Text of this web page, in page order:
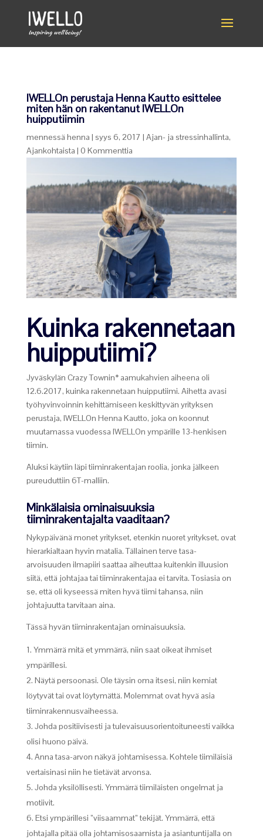
IWELLOn perustaja Henna Kautto esittelee
miten hän on rakentanut IWELLOn
huipputiimin
mennessä henna | syys 6, 2017 | Ajan- ja stressinhallinta,
Ajankohtaista | 0 Kommenttia
Kuinka rakennetaan
huipputiimi?
Jyväskylän Crazy Townin* aamukahvien aiheena oli
12.6.2017, kuinka rakennetaan huipputiimi. Aihetta avasi
työhyvinvoinnin kehittämiseen keskittyvän yrityksen
perustaja, IWELLOn Henna Kautto, joka on koonnut
muutamassa vuodessa IWELLOn ympärille 13-henkisen
tiimin.
Aluksi käytiin läpi tiiminrakentajan roolia, jonka jälkeen
pureuduttiin 6T-malliin.
Minkälaisia ominaisuuksia
tiiminrakentajalta vaaditaan?
Nykypäivänä monet yritykset, etenkin nuoret yritykset, ovat
hierarkialtaan hyvin matalia. Tällainen terve tasa-
arvoisuuden ilmapiiri saattaa aiheuttaa kuitenkin illuusion
siitä, että johtajaa tai tiiminrakentajaa ei tarvita. Tosiasia on
se, että oli kyseessä miten hyvä tiimi tahansa, niin
johtajuutta tarvitaan aina.
Tässä hyvän tiiminrakentajan ominaisuuksia.
Ymmärrä mitä et ymmärrä, niin saat oikeat ihmiset
ympärillesi.
Näytä persoonasi. Ole täysin oma itsesi, niin kemiat
löytyvät tai ovat löytymättä. Molemmat ovat hyvä asia
tiiminrakennusvaiheessa.
Johda positiivisesti ja tulevaisuusorientoituneesti vaikka
olisi huono päivä.
Anna tasa-arvon näkyä johtamisessa. Kohtele tiimiläisiä
vertaisinasi niin he tietävät arvonsa.
Johda yksilöllisesti. Ymmärrä tiimiläisten ongelmat ja
motiivit.
Etsi ympärillesi ”viisaammat” tekijät. Ymmärrä, että
johtajalla pitää olla johtamisosaamista ja asiantuntijalla on